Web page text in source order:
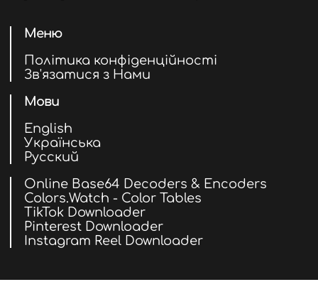
Меню
Політика конфіденційності
Зв'язатися з Нами
Мови
English
Українська
Русский
Online Base64 Decoders & Encoders
Colors.Watch - Color Tables
TikTok Downloader
Pinterest Downloader
Instagram Reel Downloader